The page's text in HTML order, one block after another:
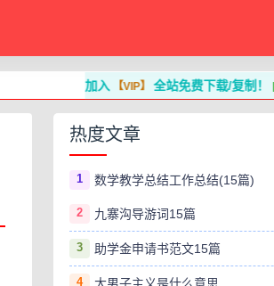
加入 【VIP】全站免费下载/复制
热度文章
1 数学教学总结工作总结(15篇)
2 九寨沟导游词15篇
3 助学金申请书范文15篇
4